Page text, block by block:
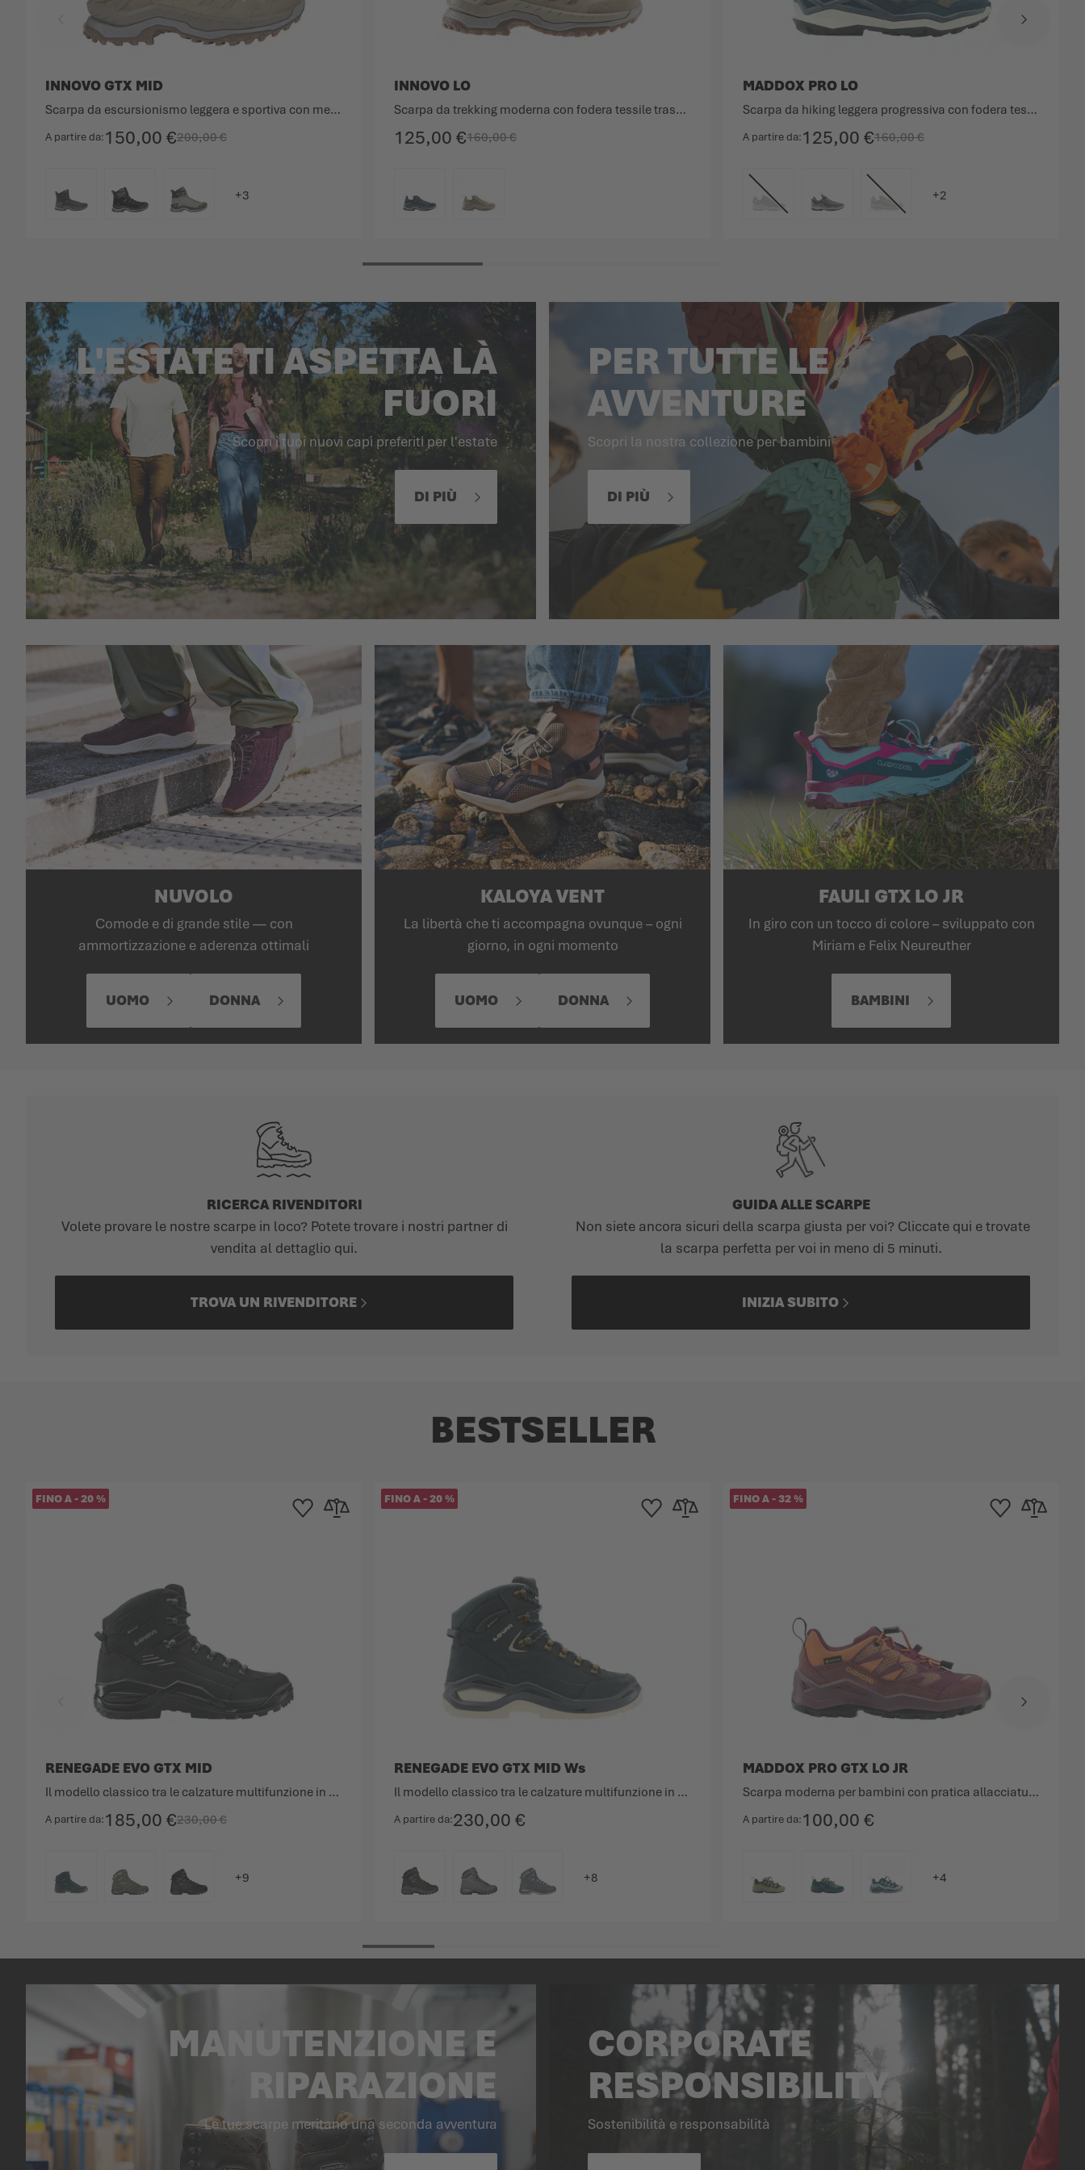
A partire da 150,00 €200,00 €
INNOVO GTX MID
COLORE
Scarpa da escursionismo leggera e sportiva con membrana GORE-TEX.
125,00 €160,00 €
INNOVO LO
COLORE
Scarpa da trekking moderna con fodera tessile traspirante.
A partire da 125,00 €160,00 €
MADDOX PRO LO
COLORE
Scarpa da hiking leggera progressiva con fodera tessile traspirante.
L'ESTATE TI ASPETTA LÀ
FUORI
Scopri i tuoi nuovi capi preferiti per l'estate
DI PIÙ
PER TUTTE LE
AVVENTURE
Scopri la nostra collezione per bambini
DI PIÙ
NUVOLO
Comode e di grande stile — con
ammortizzazione e aderenza ottimali
UOMO DONNA
KALOYA VENT
La libertà che ti accompagna ovunque – ogni
giorno, in ogni momento
UOMO DONNA
FAULI GTX LO JR
In giro con un tocco di colore – sviluppato con
Miriam e Felix Neureuther
BAMBINI
RICERCA RIVENDITORI
Volete provare le nostre scarpe in loco? Potete trovare i nostri partner di
vendita al dettaglio qui.
TROVA UN RIVENDITORE
GUIDA ALLE SCARPE
Non siete ancora sicuri della scarpa giusta per voi? Cliccate qui e trovate
la scarpa perfetta per voi in meno di 5 minuti.
INIZIA SUBITO
BESTSELLER
FINO A-20%
A partire da 185,00 €230,00 €
RENEGADE EVO GTX MID
COLORE
Il modello classico tra le calzature multifunzione in una nuova versione.
Aggiungi alla Lista dei Desideri
Aggiungi al confronto
FINO A-20%
A partire da 230,00 €
RENEGADE EVO GTX MID Ws
COLORE
Il modello classico tra le calzature multifunzione in una nuova versione.
Aggiungi alla Lista dei Desideri
Aggiungi al confronto
FINO A-32%
A partire da 100,00 €
MADDOX PRO GTX LO JR
COLORE
Scarpa moderna per bambini con pratica allacciatura speed.
Aggiungi alla Lista
Aggiungi al
MANUTENZIONE E
RIPARAZIONE
Le tue scarpe meritano una seconda avventura
CORPORATE
RESPONSIBILITY
Sostenibilità e responsabilità